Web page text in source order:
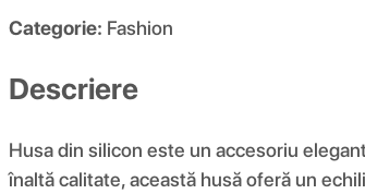
Categorie: Fashion
Descriere
Husa din silicon este un accesoriu
înaltă calitate, această husă oferă un